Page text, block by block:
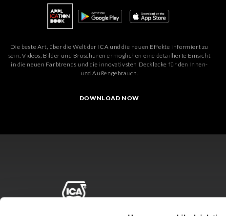
Die beste Art, über die Welt der ICA und die neuen Effekte informiert zu
sein. Videos, Bilder und Broschüren ermöglichen eine detaillierte Einsicht
in die neuen Farbtrends und die innovativsten Decklacke für den Innen-
und Außengebrauch.
DOWNLOAD NOW